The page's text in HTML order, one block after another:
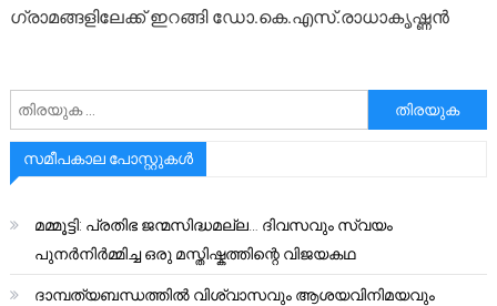
ഗ്രാമങ്ങളിലേക്ക് ഇറങ്ങി ഡോ.കെ.എസ്.രാധാകൃഷ്ണന്‍
അനേഷിക്കുക
സമീപകാല പോസ്റ്റുകൾ
മമ്മൂട്ടി: പ്രതിഭ ജന്മസിദ്ധമല്ല… ദിവസവും സ്വയം
പുനർനിർമ്മിച്ച ഒരു മസ്തിഷ്കത്തിന്റെ വിജയകഥ
ദാമ്പത്യബന്ധത്തിൽ വിശ്വാസവും ആശയവിനിമയവും